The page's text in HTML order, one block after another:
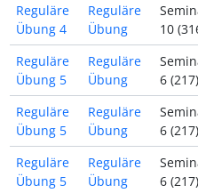
Reguläre
Übung 4
Reguläre
Übung
10
Reguläre
Übung 5
Reguläre
Übung
6
Reguläre
Übung 5
Reguläre
Übung
6
Reguläre
Übung 5
Reguläre
Übung
6